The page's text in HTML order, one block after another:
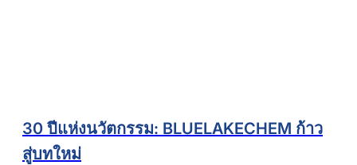
30 ปีแห่งนวัตกรรม: BLUELAKECHEM ก้าว
สู่บทใหม่